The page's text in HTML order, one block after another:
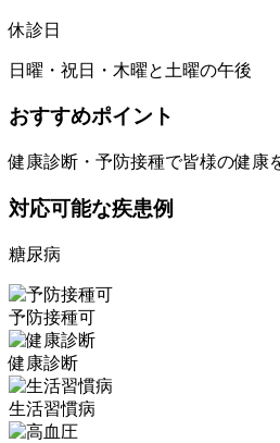
休診日
日曜・祝日・木曜と土曜の午後
おすすめポイント
健康診断・予防接種で皆様の健康
対応可能な疾患例
糖尿病
予防接種可
健康診断
生活習慣病